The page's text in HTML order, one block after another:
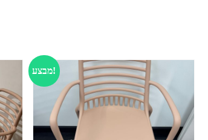
מבצע!